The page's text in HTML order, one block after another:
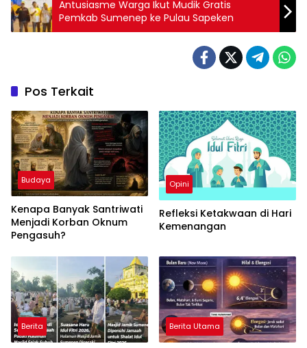
Antusiasme Warga Ikut Mudik Gratis
Pemkab Sumenep ke Pulau Sapeken
Pos Terkait
Budaya
Kenapa Banyak Santriwati
Menjadi Korban Oknum
Pengasuh?
Opini
Refleksi Ketakwaan di Hari
Kemenangan
Berita Berita Utama